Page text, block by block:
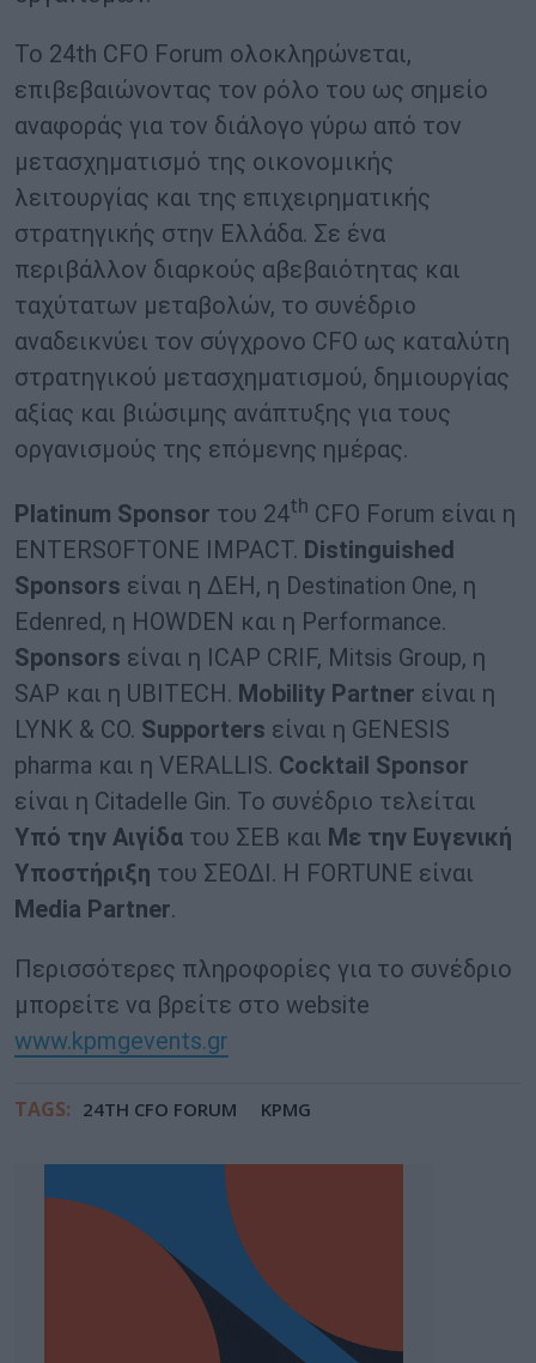
Το 24th CFO Forum ολοκληρώνεται,
επιβεβαιώνοντας τον ρόλο του ως σημείο
αναφοράς για τον διάλογο γύρω από τον
μετασχηματισμό της οικονομικής
λειτουργίας και της επιχειρηματικής
στρατηγικής στην Ελλάδα. Σε ένα
περιβάλλον διαρκούς αβεβαιότητας και
ταχύτατων μεταβολών, το συνέδριο
αναδεικνύει τον σύγχρονο CFO ως καταλύτη
στρατηγικού μετασχηματισμού, δημιουργίας
αξίας και βιώσιμης ανάπτυξης για τους
οργανισμούς της επόμενης ημέρας.
Platinum Sponsor του 24th CFO Forum είναι η
ENTERSOFTONE IMPACT. Distinguished
Sponsors είναι η ΔΕΗ, η Destination One, η
Edenred, η HOWDEN και η Performance.
Sponsors είναι η ICAP CRIF, Mitsis Group, η
SAP και η UBITECH. Mobility Partner είναι η
LYNK & CO. Supporters είναι η GENESIS
pharma και η VERALLIS. Cocktail Sponsor
είναι η Citadelle Gin. Το συνέδριο τελείται
Υπό την Αιγίδα του ΣΕΒ και Με την Ευγενική
Υποστήριξη του ΣΕΟΔΙ. H FORTUNE είναι
Media Partner.
Περισσότερες πληροφορίες για το συνέδριο
μπορείτε να βρείτε στο website
www.kpmgevents.gr
TAGS: 24TH CFO FORUM KPMG